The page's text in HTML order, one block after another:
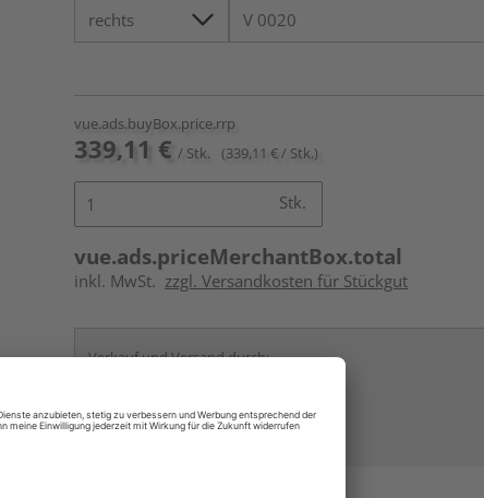
vue.ads.buyBox.price.rrp
339,11 € / Stk. (339,11 € / Stk.)
Stk.
vue.ads.priceMerchantBox.total
inkl. MwSt. zzgl. Versandkosten für Stückgut
Verkauf und Versand durch:
Krefeld